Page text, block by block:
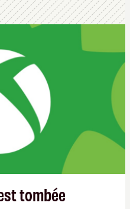
tombée